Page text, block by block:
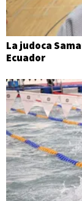
La judoca
Ecuador